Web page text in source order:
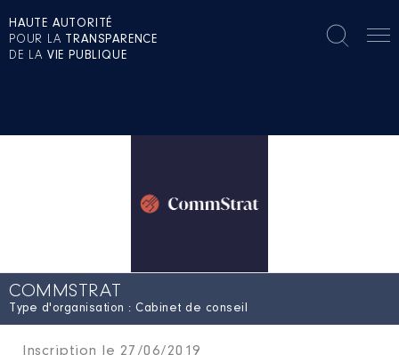
HAUTE AUTORITÉ
POUR LA TRANSPARENCE
DE LA VIE PUBLIQUE
COMMSTRAT
Type d'organisation : Cabinet de conseil
Inscription le 27/06/2019